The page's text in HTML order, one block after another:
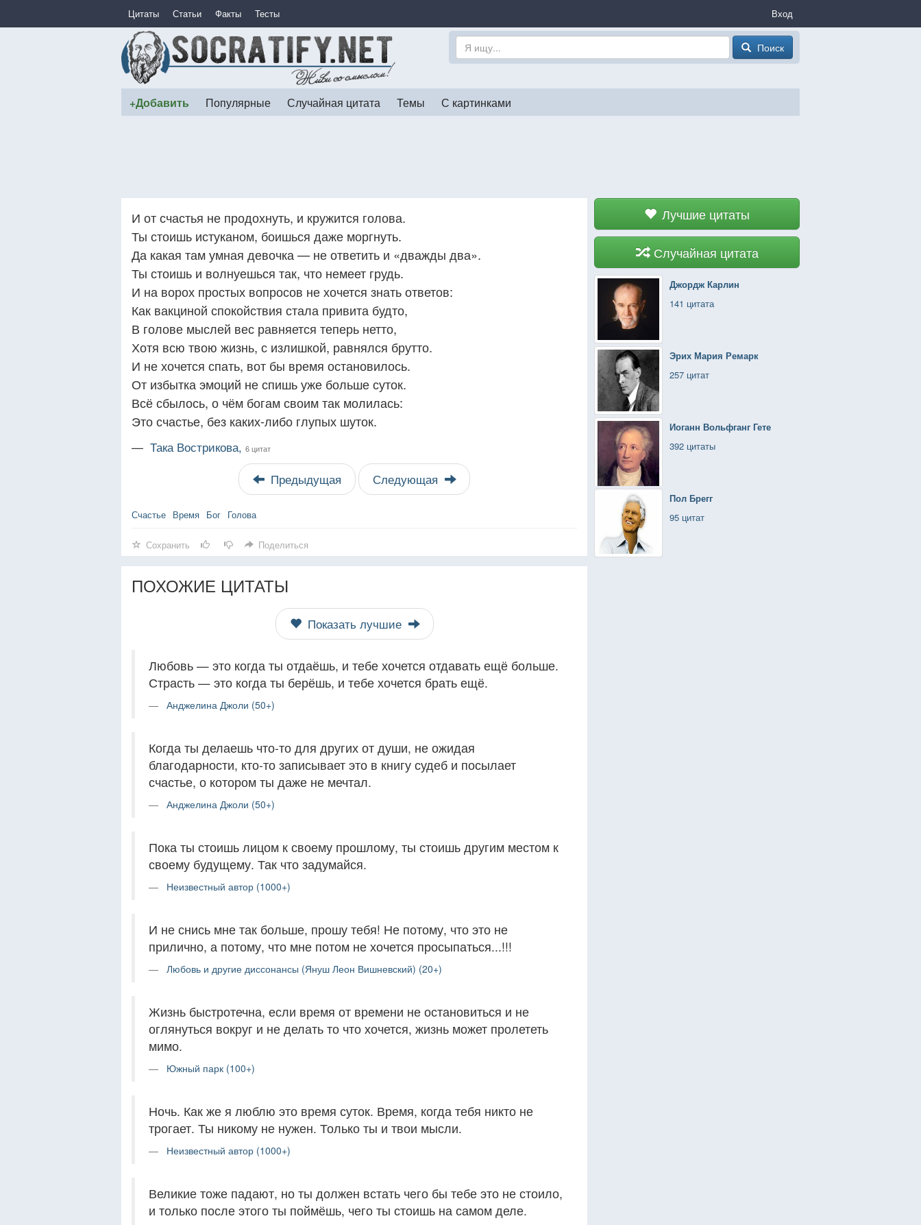
Цитаты Статьи Факты Тесты Вход
Поиск
+Добавить Популярные Случайная цитата Темы С картинками
Лучшие цитаты
Случайная цитата
Джордж Карлин
141 цитата
Эрих Мария Ремарк
257 цитат
Иоганн Вольфганг Гете
392 цитаты
Пол Брегг
95 цитат
И от счастья не продохнуть, и кружится голова.
Ты стоишь истуканом, боишься даже моргнуть.
Да какая там умная девочка — не ответить и «дважды два».
Ты стоишь и волнуешься так, что немеет грудь.
И на ворох простых вопросов не хочется знать ответов:
Как вакциной спокойствия стала привита будто,
В голове мыслей вес равняется теперь нетто,
Хотя всю твою жизнь, с излишкой, равнялся брутто.
И не хочется спать, вот бы время остановилось.
От избытка эмоций не спишь уже больше суток.
Всё сбылось, о чём богам своим так молилась:
Это счастье, без каких-либо глупых шуток.
— Така Вострикова, 6 цитат
Предыдущая Следующая
Счастье Время Бог Голова
Сохранить Поделиться
ПОХОЖИЕ ЦИТАТЫ
Показать лучшие
Любовь — это когда ты отдаёшь, и тебе хочется отдавать ещё больше.
Страсть — это когда ты берёшь, и тебе хочется брать ещё.
Анджелина Джоли (50+)
Когда ты делаешь что-то для других от души, не ожидая
благодарности, кто-то записывает это в книгу судеб и посылает
счастье, о котором ты даже не мечтал.
Анджелина Джоли (50+)
Пока ты стоишь лицом к своему прошлому, ты стоишь другим местом к
своему будущему. Так что задумайся.
Неизвестный автор (1000+)
И не снись мне так больше, прошу тебя! Не потому, что это не
прилично, а потому, что мне потом не хочется просыпаться...!!!
Любовь и другие диссонансы (Януш Леон Вишневский) (20+)
Жизнь быстротечна, если время от времени не остановиться и не
оглянуться вокруг и не делать то что хочется, жизнь может пролететь
мимо.
Южный парк (100+)
Ночь. Как же я люблю это время суток. Время, когда тебя никто не
трогает. Ты никому не нужен. Только ты и твои мысли.
Неизвестный автор (1000+)
Великие тоже падают, но ты должен встать чего бы тебе это не стоило,
и только после этого ты поймёшь, чего ты стоишь на самом деле.